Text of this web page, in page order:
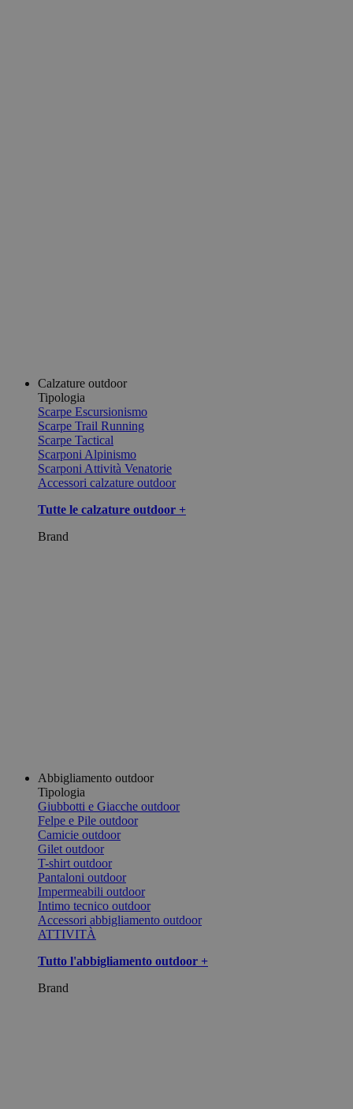
Calzature outdoor
Tipologia
Scarpe Escursionismo
Scarpe Trail Running
Scarpe Tactical
Scarponi Alpinismo
Scarponi Attività Venatorie
Accessori calzature outdoor
Tutte le calzature outdoor +
Brand
Abbigliamento outdoor
Tipologia
Giubbotti e Giacche outdoor
Felpe e Pile outdoor
Camicie outdoor
Gilet outdoor
T-shirt outdoor
Pantaloni outdoor
Impermeabili outdoor
Intimo tecnico outdoor
Accessori abbigliamento outdoor
ATTIVITÀ
Tutto l'abbigliamento outdoor +
Brand